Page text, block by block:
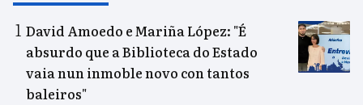
David Amoedo e Mariña López: "É
absurdo que a Biblioteca do Estado
vaia nun inmoble novo con tantos
baleiros"